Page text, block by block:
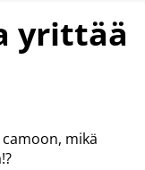
yrittää
mikä